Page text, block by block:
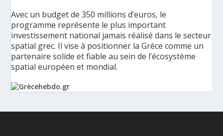
Avec un budget de 350 millions d’euros, le
programme représente le plus important
investissement national jamais réalisé dans le secteur
spatial grec. Il vise à positionner la Grèce comme un
partenaire solide et fiable au sein de l’écosystème
spatial européen et mondial.
350 millions d’euros pour renforcer la sécurité,